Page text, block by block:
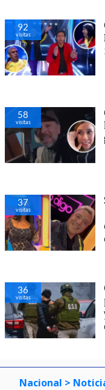
92
visitas
58
visitas
37
visitas
36
visitas
Nacional >